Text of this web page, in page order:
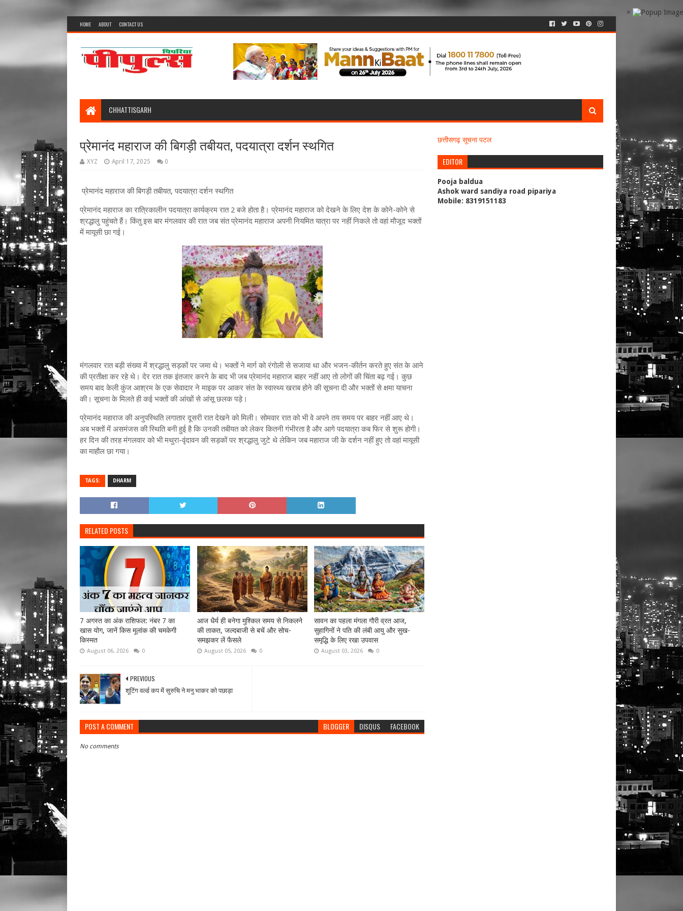
×
HOME ABOUT CONTACT US
CHHATTISGARH
प्रेमानंद महाराज की बिगड़ी तबीयत, पदयात्रा दर्शन स्थगित
XYZ April 17, 2025 0
प्रेमानंद महाराज की बिगड़ी तबीयत, पदयात्रा दर्शन स्थगित
प्रेमानंद महाराज का रात्रिकालीन पदयात्रा कार्यक्रम रात 2 बजे होता है। प्रेमानंद महाराज को देखने के लिए देश के कोने-कोने से
श्रद्धालु पहुंचते हैं। किंतु इस बार मंगलवार की रात जब संत प्रेमानंद महाराज अपनी नियमित यात्रा पर नहीं निकले तो वहां मौजूद भक्तों
में मायूसी छा गई।
मंगलवार रात बड़ी संख्या में श्रद्धालु सड़कों पर जमा थे। भक्तों ने मार्ग को रंगोली से सजाया था और भजन-कीर्तन करते हुए संत के आने
की प्रतीक्षा कर रहे थे। देर रात तक इंतजार करने के बाद भी जब प्रेमानंद महाराज बाहर नहीं आए तो लोगों की चिंता बढ़ गई। कुछ
समय बाद केली कुंज आश्रम के एक सेवादार ने माइक पर आकर संत के स्वास्थ्य खराब होने की सूचना दी और भक्तों से क्षमा याचना
की। सूचना के मिलते ही कई भक्तों की आंखों से आंसू छलक पड़े।
प्रेमानंद महाराज की अनुपस्थिति लगातार दूसरी रात देखने को मिली। सोमवार रात को भी वे अपने तय समय पर बाहर नहीं आए थे।
अब भक्तों में असमंजस की स्थिति बनी हुई है कि उनकी तबीयत को लेकर कितनी गंभीरता है और आगे पदयात्रा कब फिर से शुरू होगी।
हर दिन की तरह मंगलवार को भी मथुरा-वृंदावन की सड़कों पर श्रद्धालु जुटे थे लेकिन जब महाराज जी के दर्शन नहीं हुए तो वहां मायूसी
का माहौल छा गया।
TAGS: DHARM
RELATED POSTS
7 अगस्त का अंक राशिफल: नंबर 7 का
खास योग, जानें किस मूलांक की चमकेगी
किस्मत
August 06, 2026 0
आज धैर्य ही बनेगा मुश्किल समय से निकलने
की ताकत, जल्दबाजी से बचें और सोच-
समझकर लें फैसले
August 05, 2026 0
सावन का पहला मंगला गौरी व्रत आज,
सुहागिनों ने पति की लंबी आयु और सुख-
समृद्धि के लिए रखा उपवास
August 03, 2026 0
PREVIOUS
शूटिंग वर्ल्ड कप में सुरुचि ने मनु भाकर को पछाड़ा
POST A COMMENT BLOGGER DISQUS FACEBOOK
No comments
छत्तीसगढ़ सूचना पटल
EDITOR
Pooja baldua
Ashok ward sandiya road pipariya
Mobile: 8319151183